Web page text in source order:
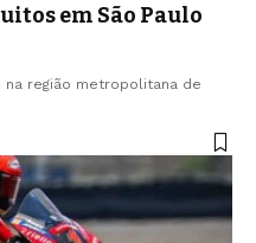
em São Paulo
região metropolitana de